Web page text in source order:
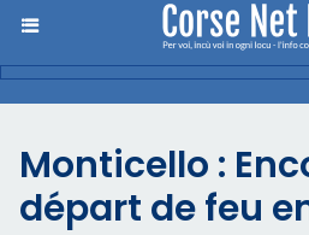
Monticello :
départ de feu